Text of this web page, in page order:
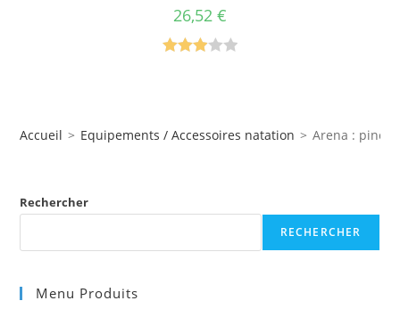
26,52 €
Accueil > Equipements / Accessoires natation > Arena :
Rechercher
RECHERCHER
Menu Produits